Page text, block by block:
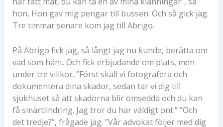
hon, Hon gav mig pengar till bussen. Och så gick jag.
Tre timmar senare kom jag till Abrigo.
På Abrigo fick jag, så långt jag nu kunde, berätta om
vad som hänt. Och fick erbjudande om plats, men
under tre villkor. ”Först skall vi fotografera och
dokumentera dina skador, sedan tar vi dig till
sjukhuset så att skadorna blir omsedda och du kan
få smärtlindring. Jag tror du har väldigt ont.” ”Och
det tredje?”, frågade jag. ”Vår advokat följer med dig